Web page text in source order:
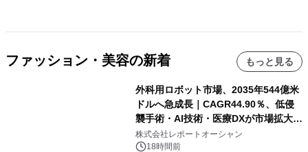
ファッション・美容の新着 もっと見る
外科用ロボット市場、2035年544億米
ドルへ急成長｜CAGR44.90％、低侵
襲手術・AI技術・医療DXが市場拡大を
牽引
株式会社レポートオーシャン
18時間前